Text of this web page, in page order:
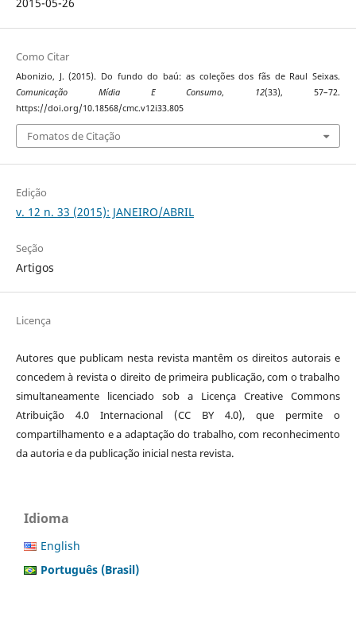
2015-05-26
Como Citar
Abonizio, J. (2015). Do fundo do baú: as coleções dos fãs de Raul Seixas.
Comunicação Mídia E Consumo, 12(33), 57–72.
https://doi.org/10.18568/cmc.v12i33.805
Fomatos de Citação
Edição
v. 12 n. 33 (2015): JANEIRO/ABRIL
Seção
Artigos
Licença
Autores que publicam nesta revista mantêm os direitos autorais e
concedem à revista o direito de primeira publicação, com o trabalho
simultaneamente licenciado sob a Licença Creative Commons
Atribuição 4.0 Internacional (CC BY 4.0), que permite o
compartilhamento e a adaptação do trabalho, com reconhecimento
da autoria e da publicação inicial nesta revista.
Idioma
English
Português (Brasil)